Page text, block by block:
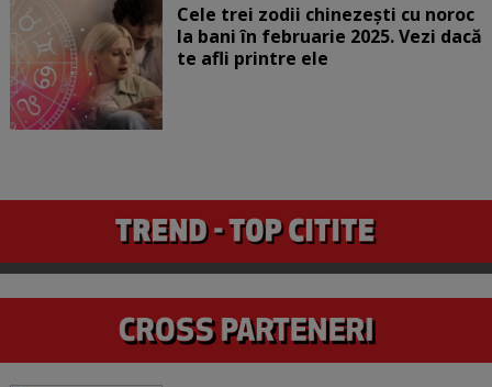
Cele trei zodii chinezești cu noroc
la bani în februarie 2025. Vezi dacă
te afli printre ele